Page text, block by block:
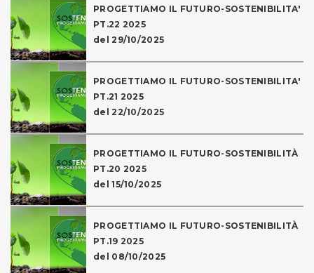
PROGETTIAMO IL FUTURO-SOSTENIBILITA'
PT.22 2025
del 29/10/2025
PROGETTIAMO IL FUTURO-SOSTENIBILITA'
PT.21 2025
del 22/10/2025
PROGETTIAMO IL FUTURO-SOSTENIBILITÀ
PT.20 2025
del 15/10/2025
PROGETTIAMO IL FUTURO-SOSTENIBILITÀ
PT.19 2025
del 08/10/2025